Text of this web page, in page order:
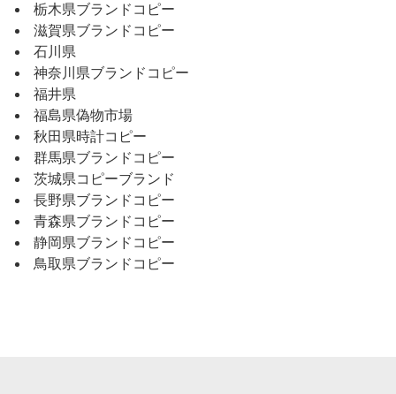
栃木県ブランドコピー
滋賀県ブランドコピー
石川県
神奈川県ブランドコピー
福井県
福島県偽物市場
秋田県時計コピー
群馬県ブランドコピー
茨城県コピーブランド
長野県ブランドコピー
青森県ブランドコピー
静岡県ブランドコピー
鳥取県ブランドコピー